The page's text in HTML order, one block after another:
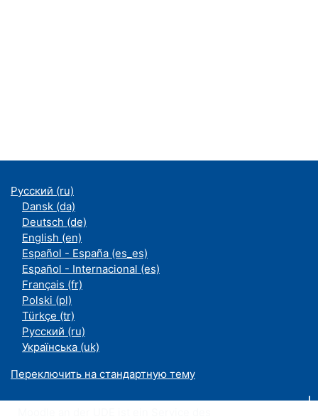
Русский ‎(ru)‎
Dansk ‎(da)‎
Deutsch ‎(de)‎
English ‎(en)‎
Español - España ‎(es_es)‎
Español - Internacional ‎(es)‎
Français ‎(fr)‎
Polski ‎(pl)‎
Türkçe ‎(tr)‎
Русский ‎(ru)‎
Українська ‎(uk)‎
Переключить на стандартную тему